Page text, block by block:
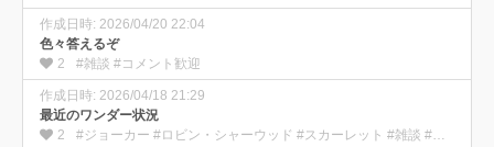
作成日時: 2026/04/20 22:04
色々答えるぞ
2
#雑談 #コメント歓迎
作成日時: 2026/04/18 21:29
最近のワンダー状況
2
#ジョーカー #ロビン・シャーウッド #スカーレット #雑談 #プレイ日記 #コメント歓迎